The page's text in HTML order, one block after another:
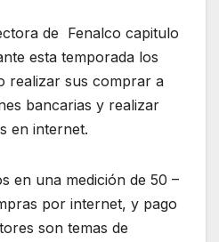
de Fenalco capitulo
esta temporada los
realizar sus comprar a
bancarias y realizar
en internet.
en una medición de 50 –
por internet, y pago
son temas de